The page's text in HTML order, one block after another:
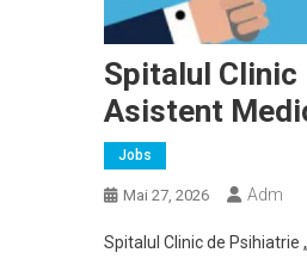
Spitalul Clinic
Asistent
Jobs
Mai 27, 2026 Adm
Spitalul Clinic de Psihiatrie